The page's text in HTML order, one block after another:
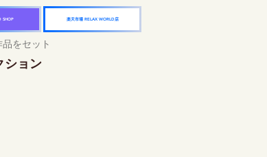
楽天市場 RELAX WORLD店
SHOP
をセット
ション